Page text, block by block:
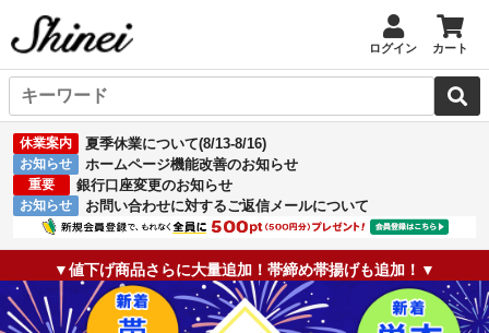
ログイン カート
休業案内 夏季休業について(8/13-8/16)
お知らせ ホームページ機能改善のお知らせ
重要 銀行口座変更のお知らせ
お知らせ お問い合わせに対するご返信メールについて
▼値下げ商品さらに大量追加！帯締め帯揚げも追加！▼